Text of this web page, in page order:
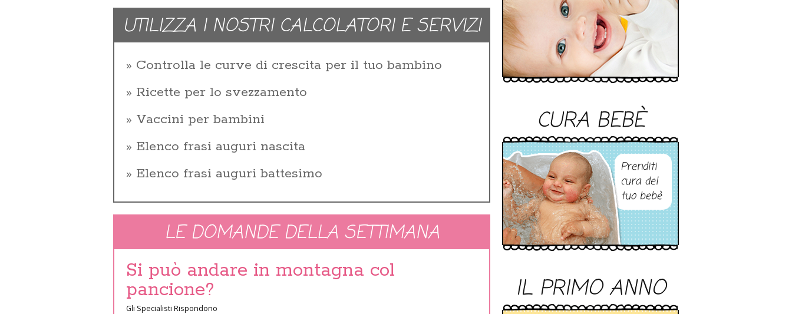
UTILIZZA I NOSTRI CALCOLATORI E SERVIZI
Controlla le curve di crescita per il tuo bambino
Ricette per lo svezzamento
Vaccini per bambini
Elenco frasi auguri nascita
Elenco frasi auguri battesimo
LE DOMANDE DELLA SETTIMANA
Si può andare in montagna col
pancione?
Gli Specialisti Rispondono
CURA BEBÈ
Prenditi
cura del
tuo bebè
IL PRIMO ANNO